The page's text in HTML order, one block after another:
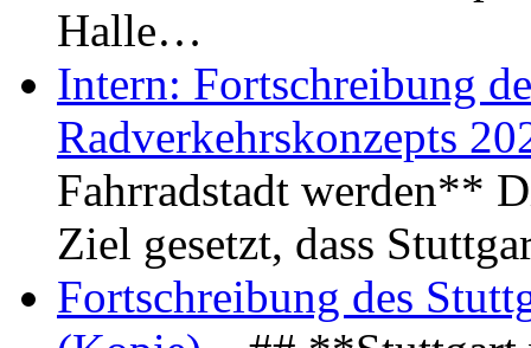
Halle…
Intern: Fortschreibung
Radverkehrskonzepts
Fahrradstadt werden**
Ziel gesetzt, dass
Fortschreibung des